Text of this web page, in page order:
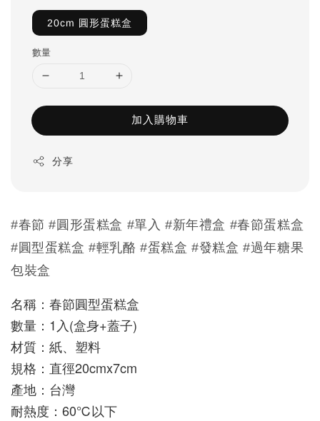
20cm 圓形蛋糕盒
數量
加入購物車
分享
#春節 #圓形蛋糕盒 #單入 #新年禮盒 #春節蛋糕盒
#圓型蛋糕盒 #輕乳酪 #蛋糕盒 #發糕盒 #過年糖果
包裝盒
名稱：春節圓型蛋糕盒
數量：1入(盒身+蓋子)
材質：紙、塑料
規格：直徑20cmx7cm
產地：台灣
耐熱度：60℃以下